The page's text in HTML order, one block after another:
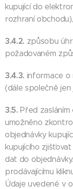
kupující do
rozhraní obchodu),
3.4.2. způsobu
požadovaném
3.4.3. informace o
(dále společně jen
3.5.Před zasláním
umožněno
objednávky
kupujícího
dat do
prodávajícímu
Údaje uvedené v